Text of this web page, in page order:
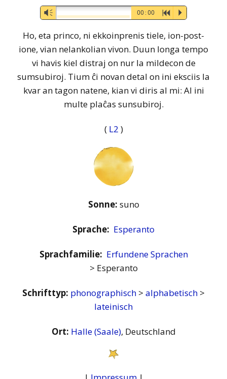
Audio-
Vm 00:00 R P
Ho, eta princo, ni ekkoinprenis tiele, ion-post-
ione, vian nelankolian vivon. Duun longa tempo
vi havis kiel distraj on nur la mildecon de
sumsubiroj. Tium ĉi novan detal on ini eksciis la
kvar an tagon natene, kian vi diris al mi: Al ini
multe plaĉas sunsubiroj.
( L2 )
Sonne: suno
Sprache: Esperanto
Sprachfamilie: Erfundene Sprachen
> Esperanto
Schrifttyp: phonographisch > alphabetisch >
lateinisch
Ort: Halle (Saale), Deutschland